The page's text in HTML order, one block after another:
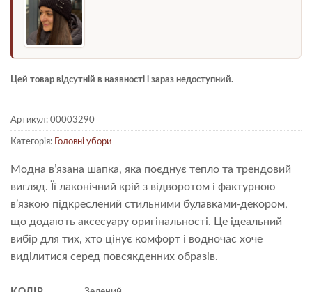
Цей товар відсутній в наявності і зараз недоступний.
Артикул: 00003290
Категорія: Головні убори
Модна в’язана шапка, яка поєднує тепло та трендовий
вигляд. Її лаконічний крій з відворотом і фактурною
в’язкою підкреслений стильними булавками-декором,
що додають аксесуару оригінальності. Це ідеальний
вибір для тих, хто цінує комфорт і водночас хоче
виділитися серед повсякденних образів.